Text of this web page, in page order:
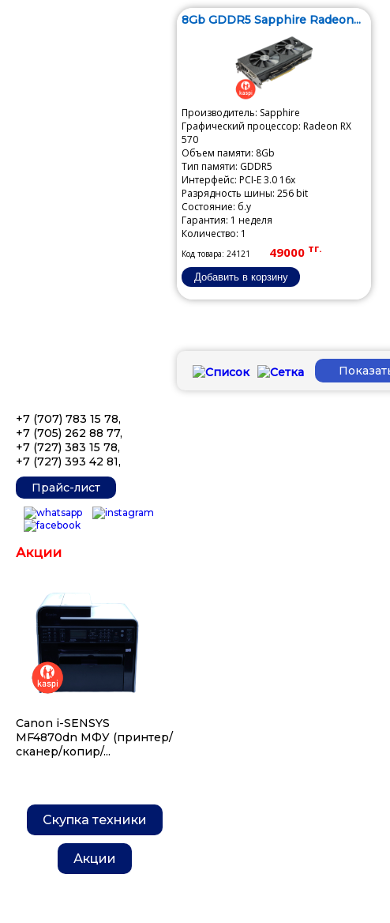
8Gb GDDR5 Sapphire Radeon...
Производитель: Sapphire
Графический процессор: Radeon RX
570
Объем памяти: 8Gb
Тип памяти: GDDR5
Интерфейс: PCI-E 3.0 16x
Разрядность шины: 256 bit
Состояние: б.у
Гарантия: 1 неделя
Количество: 1
Код товара: 24121 49000 тг.
+7 (707) 783 15 78,
+7 (705) 262 88 77,
+7 (727) 383 15 78,
+7 (727) 393 42 81,
Прайс-лист
Акции
Canon i-SENSYS
MF4870dn МФУ (принтер/
сканер/копир/...
Скупка техники
Акции